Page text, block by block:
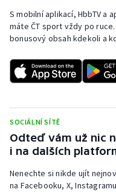
S mobilní aplikací, HbbTV a
máte ČT sport vždy po
bonusový obsah kdekoli a
SOCIÁLNÍ SÍTĚ
Odteď vám už nic
i na dalších
Nenechte si nikde ujít
na Facebooku, X,